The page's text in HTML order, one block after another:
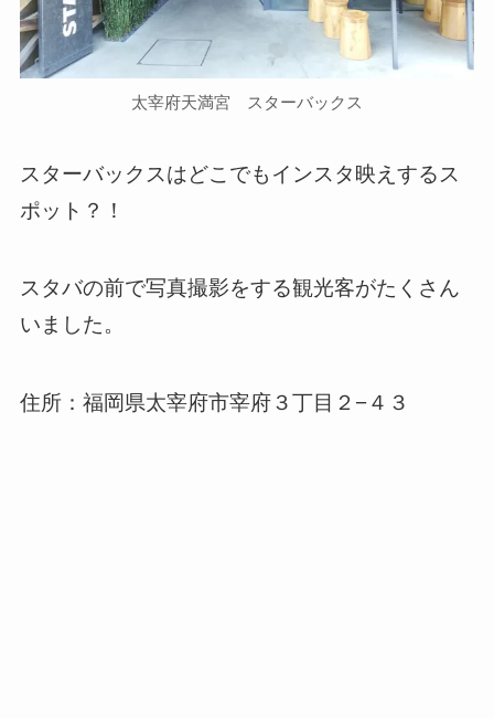
太宰府天満宮 スターバックス
スターバックスはどこでもインスタ映えするス
ポット？！
スタバの前で写真撮影をする観光客がたくさん
いました。
住所：福岡県太宰府市宰府３丁目２−４３